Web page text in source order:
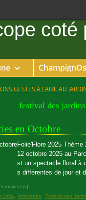
GESTES À FAIRE AU
festival des jardins
en Octobre
Folie'Flore 2025
12 octobre 2025 au
st un spectacle floral à
s différentes de jour et
[#]
Loire Arboretum Festival des